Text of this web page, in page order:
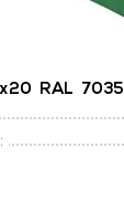
RAL 7035